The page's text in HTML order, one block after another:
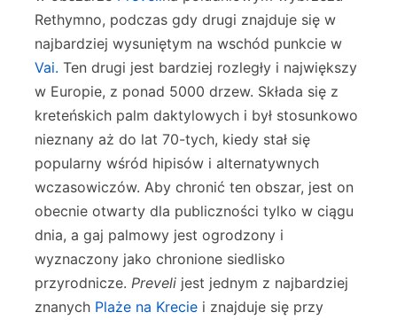
Rethymno, podczas gdy drugi znajduje się w
najbardziej wysuniętym na wschód punkcie w
Vai. Ten drugi jest bardziej rozległy i największy
w Europie, z ponad 5000 drzew. Składa się z
kreteńskich palm daktylowych i był stosunkowo
nieznany aż do lat 70-tych, kiedy stał się
popularny wśród hipisów i alternatywnych
wczasowiczów. Aby chronić ten obszar, jest on
obecnie otwarty dla publiczności tylko w ciągu
dnia, a gaj palmowy jest ogrodzony i
wyznaczony jako chronione siedlisko
przyrodnicze. Preveli jest jednym z najbardziej
znanych Plaże na Krecie i znajduje się przy